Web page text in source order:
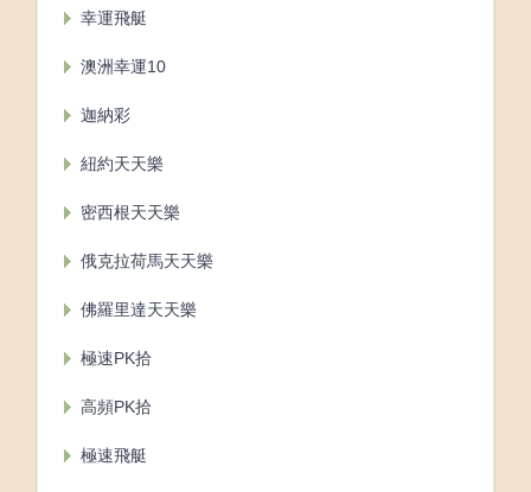
幸運飛艇
澳洲幸運10
迦納彩
紐約天天樂
密西根天天樂
俄克拉荷馬天天樂
佛羅里達天天樂
極速PK拾
高頻PK拾
極速飛艇